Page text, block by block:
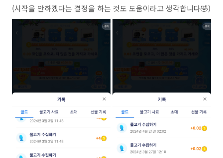
(시작을 안하곘다는 결정을 하는 것도 도움이라고 생각합니다🤣)